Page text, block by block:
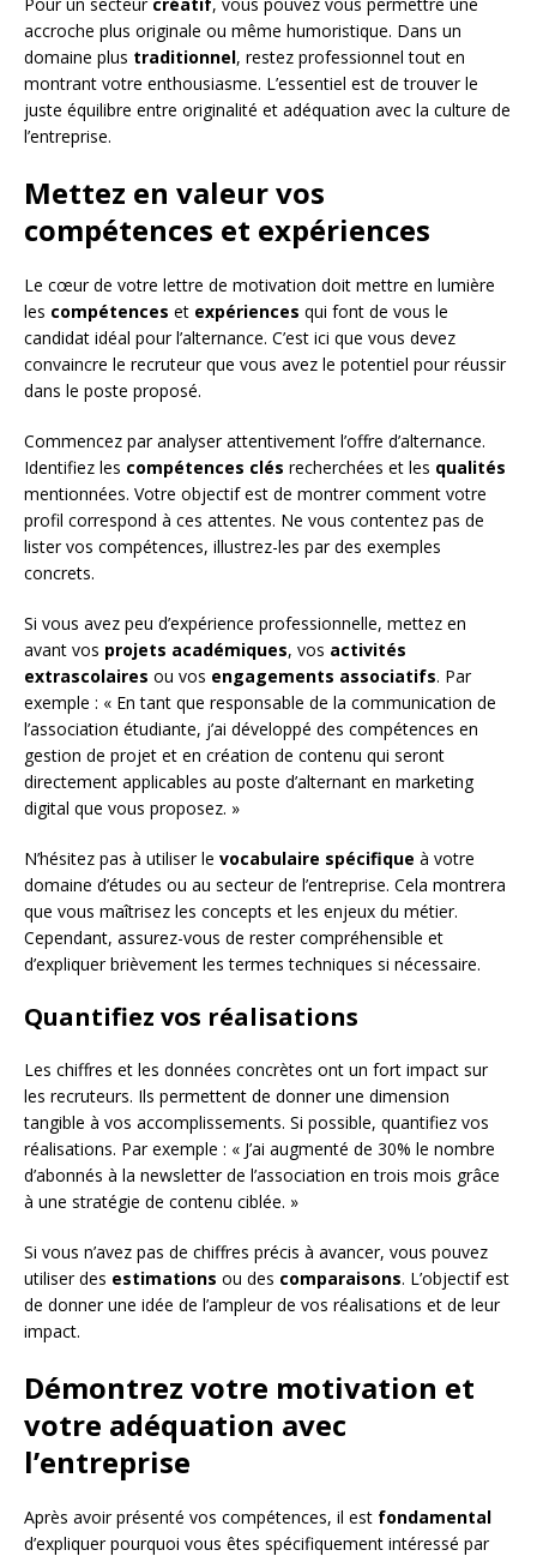
accroche plus originale ou même humoristique. Dans un
domaine plus traditionnel, restez professionnel tout en
montrant votre enthousiasme. L’essentiel est de trouver le
juste équilibre entre originalité et adéquation avec la culture de
l’entreprise.
Mettez en valeur vos
compétences et expériences
Le cœur de votre lettre de motivation doit mettre en lumière
les compétences et expériences qui font de vous le
candidat idéal pour l’alternance. C’est ici que vous devez
convaincre le recruteur que vous avez le potentiel pour réussir
dans le poste proposé.
Commencez par analyser attentivement l’offre d’alternance.
Identifiez les compétences clés recherchées et les qualités
mentionnées. Votre objectif est de montrer comment votre
profil correspond à ces attentes. Ne vous contentez pas de
lister vos compétences, illustrez-les par des exemples
concrets.
Si vous avez peu d’expérience professionnelle, mettez en
avant vos projets académiques, vos activités
extrascolaires ou vos engagements associatifs. Par
exemple : « En tant que responsable de la communication de
l’association étudiante, j’ai développé des compétences en
gestion de projet et en création de contenu qui seront
directement applicables au poste d’alternant en marketing
digital que vous proposez. »
N’hésitez pas à utiliser le vocabulaire spécifique à votre
domaine d’études ou au secteur de l’entreprise. Cela montrera
que vous maîtrisez les concepts et les enjeux du métier.
Cependant, assurez-vous de rester compréhensible et
d’expliquer brièvement les termes techniques si nécessaire.
Quantifiez vos réalisations
Les chiffres et les données concrètes ont un fort impact sur
les recruteurs. Ils permettent de donner une dimension
tangible à vos accomplissements. Si possible, quantifiez vos
réalisations. Par exemple : « J’ai augmenté de 30% le nombre
d’abonnés à la newsletter de l’association en trois mois grâce
à une stratégie de contenu ciblée. »
Si vous n’avez pas de chiffres précis à avancer, vous pouvez
utiliser des estimations ou des comparaisons. L’objectif est
de donner une idée de l’ampleur de vos réalisations et de leur
impact.
Démontrez votre motivation et
votre adéquation avec
l’entreprise
Après avoir présenté vos compétences, il est fondamental
d’expliquer pourquoi vous êtes spécifiquement intéressé par